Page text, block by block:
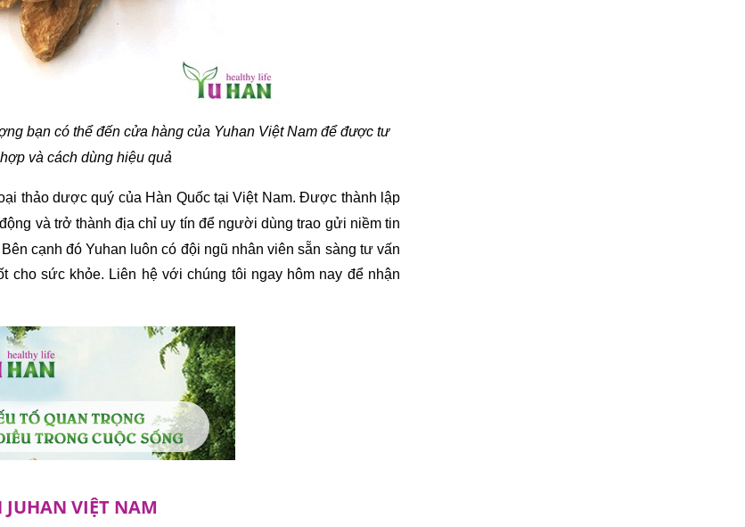
bạn có thể đến cửa hàng của Yuhan Việt Nam để được tư
và cách dùng hiệu quả
thảo dược quý của Hàn Quốc tại Việt Nam. Được thành lập
và trở thành địa chỉ uy tín để người dùng trao gửi niềm tin
Bên cạnh đó Yuhan luôn có đội ngũ nhân viên sẵn sàng tư vấn
cho sức khỏe. Liên hệ với chúng tôi ngay hôm nay để nhận
JUHAN VIỆT NAM